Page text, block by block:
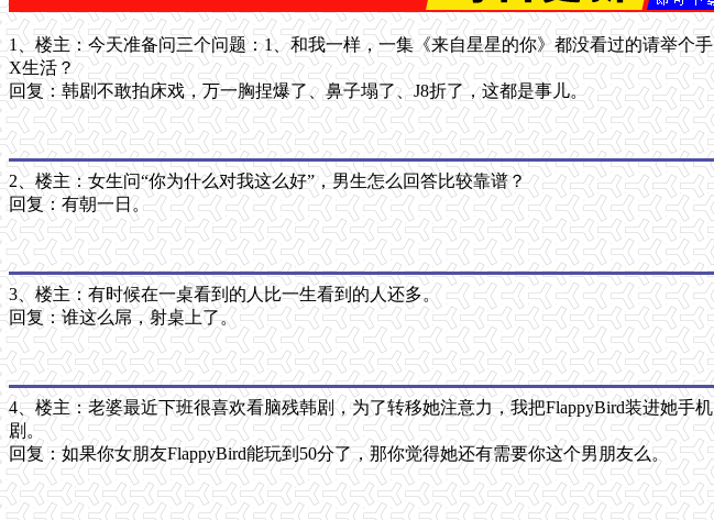
1、楼主：今天准备问三个问题：1、和我一样，一集《来自星星的你》都没看过的请举
X生活？
回复：韩剧不敢拍床戏，万一胸捏爆了、鼻子塌了、J8折了，这都是事儿。
2、楼主：女生问“你为什么对我这么好”，男生怎么回答比较靠谱？
回复：有朝一日。
3、楼主：有时候在一桌看到的人比一生看到的人还多。
回复：谁这么屌，射桌上了。
4、楼主：老婆最近下班很喜欢看脑残韩剧，为了转移她注意力，我把FlappyBird装进她
剧。
回复：如果你女朋友FlappyBird能玩到50分了，那你觉得她还有需要你这个男朋友么。